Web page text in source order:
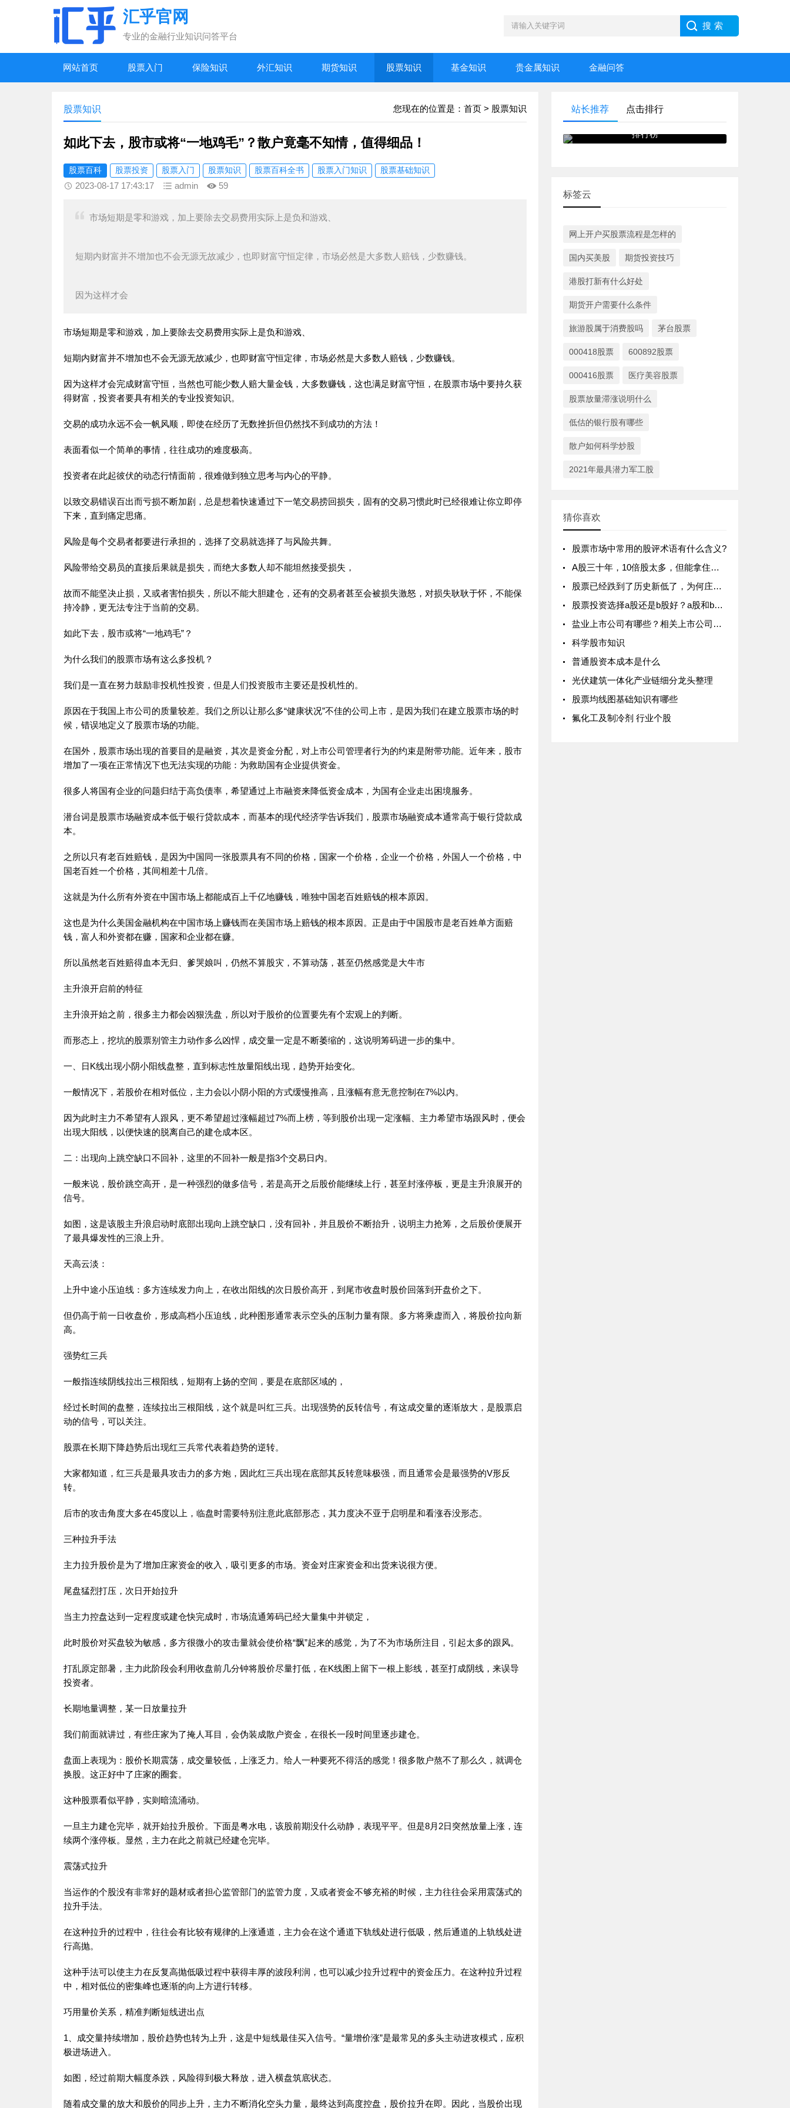
汇乎官网
专业的金融行业知识问答平台
网站首页 股票入门 保险知识 外汇知识 期货知识 股票知识 基金知识 贵金属知识 金融问答
您现在的位置是： 首页 > 股票知识
股票知识
如此下去，股市或将“一地鸡毛”？散户竟毫不知情，值得细品！
股票百科 股票投资 股票入门 股票知识 股票百科全书 股票入门知识 股票基础知识
2023-08-17 17:43:17 admin 59
市场短期是零和游戏，加上要除去交易费用实际上是负和游戏、
短期内财富并不增加也不会无源无故减少，也即财富守恒定律，市场必然是大多数人赔钱，少数赚钱。
因为这样才会
市场短期是零和游戏，加上要除去交易费用实际上是负和游戏、
短期内财富并不增加也不会无源无故减少，也即财富守恒定律，市场必然是大多数人赔钱，少数赚钱。
因为这样才会完成财富守恒，当然也可能少数人赔大量金钱，大多数赚钱，这也满足财富守恒，在股票市场中要持久获
得财富，投资者要具有相关的专业投资知识。
交易的成功永远不会一帆风顺，即使在经历了无数挫折但仍然找不到成功的方法！
表面看似一个简单的事情，往往成功的难度极高。
投资者在此起彼伏的动态行情面前，很难做到独立思考与内心的平静。
以致交易错误百出而亏损不断加剧，总是想着快速通过下一笔交易捞回损失，固有的交易习惯此时已经很难让你立即停
下来，直到痛定思痛。
风险是每个交易者都要进行承担的，选择了交易就选择了与风险共舞。
风险带给交易员的直接后果就是损失，而绝大多数人却不能坦然接受损失，
故而不能坚决止损，又或者害怕损失，所以不能大胆建仓，还有的交易者甚至会被损失激怒，对损失耿耿于怀，不能保
持冷静，更无法专注于当前的交易。
如此下去，股市或将“一地鸡毛”？
为什么我们的股票市场有这么多投机？
我们是一直在努力鼓励非投机性投资，但是人们投资股市主要还是投机性的。
原因在于我国上市公司的质量较差。我们之所以让那么多“健康状况”不佳的公司上市，是因为我们在建立股票市场的时
候，错误地定义了股票市场的功能。
在国外，股票市场出现的首要目的是融资，其次是资金分配，对上市公司管理者行为的约束是附带功能。近年来，股市
增加了一项在正常情况下也无法实现的功能：为救助国有企业提供资金。
很多人将国有企业的问题归结于高负债率，希望通过上市融资来降低资金成本，为国有企业走出困境服务。
潜台词是股票市场融资成本低于银行贷款成本，而基本的现代经济学告诉我们，股票市场融资成本通常高于银行贷款成
本。
之所以只有老百姓赔钱，是因为中国同一张股票具有不同的价格，国家一个价格，企业一个价格，外国人一个价格，中
国老百姓一个价格，其间相差十几倍。
这就是为什么所有外资在中国市场上都能成百上千亿地赚钱，唯独中国老百姓赔钱的根本原因。
这也是为什么美国金融机构在中国市场上赚钱而在美国市场上赔钱的根本原因。正是由于中国股市是老百姓单方面赔
钱，富人和外资都在赚，国家和企业都在赚。
所以虽然老百姓赔得血本无归、爹哭娘叫，仍然不算股灾，不算动荡，甚至仍然感觉是大牛市
主升浪开启前的特征
主升浪开始之前，很多主力都会凶狠洗盘，所以对于股价的位置要先有个宏观上的判断。
而形态上，挖坑的股票别管主力动作多么凶悍，成交量一定是不断萎缩的，这说明筹码进一步的集中。
一、日K线出现小阴小阳线盘整，直到标志性放量阳线出现，趋势开始变化。
一般情况下，若股价在相对低位，主力会以小阴小阳的方式缓慢推高，且涨幅有意无意控制在7%以内。
因为此时主力不希望有人跟风，更不希望超过涨幅超过7%而上榜，等到股价出现一定涨幅、主力希望市场跟风时，便会
出现大阳线，以便快速的脱离自己的建仓成本区。
二：出现向上跳空缺口不回补，这里的不回补一般是指3个交易日内。
一般来说，股价跳空高开，是一种强烈的做多信号，若是高开之后股价能继续上行，甚至封涨停板，更是主升浪展开的
信号。
如图，这是该股主升浪启动时底部出现向上跳空缺口，没有回补，并且股价不断抬升，说明主力抢筹，之后股价便展开
了最具爆发性的三浪上升。
天高云淡：
上升中途小压迫线：多方连续发力向上，在收出阳线的次日股价高开，到尾市收盘时股价回落到开盘价之下。
但仍高于前一日收盘价，形成高档小压迫线，此种图形通常表示空头的压制力量有限。多方将乘虚而入，将股价拉向新
高。
强势红三兵
一般指连续阴线拉出三根阳线，短期有上扬的空间，要是在底部区域的，
经过长时间的盘整，连续拉出三根阳线，这个就是叫红三兵。出现强势的反转信号，有这成交量的逐渐放大，是股票启
动的信号，可以关注。
股票在长期下降趋势后出现红三兵常代表着趋势的逆转。
大家都知道，红三兵是最具攻击力的多方炮，因此红三兵出现在底部其反转意味极强，而且通常会是最强势的V形反
转。
后市的攻击角度大多在45度以上，临盘时需要特别注意此底部形态，其力度决不亚于启明星和看涨吞没形态。
三种拉升手法
主力拉升股价是为了增加庄家资金的收入，吸引更多的市场。资金对庄家资金和出货来说很方便。
尾盘猛烈打压，次日开始拉升
当主力控盘达到一定程度或建仓快完成时，市场流通筹码已经大量集中并锁定，
此时股价对买盘较为敏感，多方很微小的攻击量就会使价格“飘”起来的感觉，为了不为市场所注目，引起太多的跟风。
打乱原定部暑，主力此阶段会利用收盘前几分钟将股价尽量打低，在K线图上留下一根上影线，甚至打成阴线，来误导
投资者。
长期地量调整，某一日放量拉升
我们前面就讲过，有些庄家为了掩人耳目，会伪装成散户资金，在很长一段时间里逐步建仓。
盘面上表现为：股价长期震荡，成交量较低，上涨乏力。给人一种要死不得活的感觉！很多散户熬不了那么久，就调仓
换股。这正好中了庄家的圈套。
这种股票看似平静，实则暗流涌动。
一旦主力建仓完毕，就开始拉升股价。下面是粤水电，该股前期没什么动静，表现平平。但是8月2日突然放量上涨，连
续两个涨停板。显然，主力在此之前就已经建仓完毕。
震荡式拉升
当运作的个股没有非常好的题材或者担心监管部门的监管力度，又或者资金不够充裕的时候，主力往往会采用震荡式的
拉升手法。
在这种拉升的过程中，往往会有比较有规律的上涨通道，主力会在这个通道下轨线处进行低吸，然后通道的上轨线处进
行高抛。
这种手法可以使主力在反复高抛低吸过程中获得丰厚的波段利润，也可以减少拉升过程中的资金压力。在这种拉升过程
中，相对低位的密集峰也逐渐的向上方进行转移。
巧用量价关系，精准判断短线进出点
1、成交量持续增加，股价趋势也转为上升，这是中短线最佳买入信号。“量增价涨”是最常见的多头主动进攻模式，应积
极进场进入。
如图，经过前期大幅度杀跌，风险得到极大释放，进入横盘筑底状态。
随着成交量的放大和股价的同步上升，主力不断消化空头力量，最终达到高度控盘，股价拉升在即。因此，当股价出现
站长推荐
点击排行
2021年全球十大外汇交易平台
排行榜
标签云
网上开户买股票流程是怎样的
国内买美股 期货投资技巧
港股打新有什么好处
期货开户需要什么条件
旅游股属于消费股吗 茅台股票
000418股票 600892股票
000416股票 医疗美容股票
股票放量滞涨说明什么
低估的银行股有哪些
散户如何科学炒股
2021年最具潜力军工股
猜你喜欢
股票市场中常用的股评术语有什么含义?
A股三十年，10倍股太多，但能拿住的人太少，看完以下6点，从此不当放牛郎！
股票已经跌到了历史新低了，为何庄家还要卖出股票呢？
股票投资选择a股还是b股好？a股和b股的区别是什么？
盐业上市公司有哪些？相关上市公司龙头一览
科学股市知识
普通股资本成本是什么
光伏建筑一体化产业链细分龙头整理
股票均线图基础知识有哪些
氟化工及制冷剂 行业个股